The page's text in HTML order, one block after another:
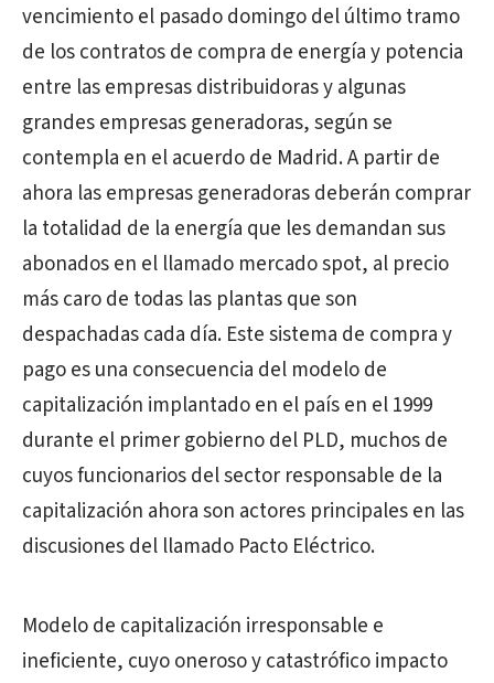
vencimiento el pasado domingo del último tramo
de los contratos de compra de energía y potencia
entre las empresas distribuidoras y algunas
grandes empresas generadoras, según se
contempla en el acuerdo de Madrid. A partir de
ahora las empresas generadoras deberán comprar
la totalidad de la energía que les demandan sus
abonados en el llamado mercado spot, al precio
más caro de todas las plantas que son
despachadas cada día. Este sistema de compra y
pago es una consecuencia del modelo de
capitalización implantado en el país en el 1999
durante el primer gobierno del PLD, muchos de
cuyos funcionarios del sector responsable de la
capitalización ahora son actores principales en las
discusiones del llamado Pacto Eléctrico.
Modelo de capitalización irresponsable e
ineficiente, cuyo oneroso y catastrófico impacto